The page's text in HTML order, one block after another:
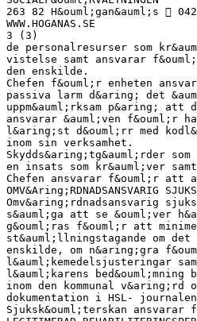
263 82 H&ouml;gan&auml;s 
WWW.HOGANAS.SE
3 (3)
de personalresurser som
vistelse samt ansvarar
den enskilde.
Chefen f&ouml;r enheten
passiva larm d&aring; det
uppm&auml;rksam p&aring;
ansvarar &auml;ven f&ouml;r
l&aring;st d&ouml;rr med
inom sin verksamhet.
Skydds&aring;tg&auml;rder
en insats som kr&auml;ver
Chefen ansvarar f&ouml;r att
OMV&Aring;RDNADSANSVARIG
Omv&aring;rdnadsansvarig
s&auml;ga att se &ouml;ver
g&ouml;ras f&ouml;r att
st&auml;llningstagande om
enskilde, om n&aring;gra
l&auml;kemedelsjusteringar
l&auml;karens
inom den kommunal
dokumentation i HSL-
Sjuksk&ouml;terskan ansvarar